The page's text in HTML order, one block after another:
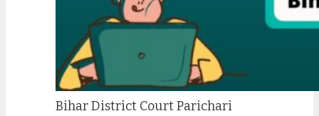
Bihar District Court Parichari